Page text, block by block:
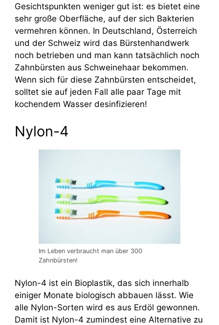
Gesichtspunkten weniger gut ist: es bietet eine
sehr große Oberfläche, auf der sich Bakterien
vermehren können. In Deutschland, Österreich
und der Schweiz wird das Bürstenhandwerk
noch betrieben und man kann tatsächlich noch
Zahnbürsten aus Schweinehaar bekommen.
Wenn sich für diese Zahnbürsten entscheidet,
solltet sie auf jeden Fall alle paar Tage mit
kochendem Wasser desinfizieren!
Nylon-4
Im Leben verbraucht man über 300
Zahnbürsten!
Nylon-4 ist ein Bioplastik, das sich innerhalb
einiger Monate biologisch abbauen lässt. Wie
alle Nylon-Sorten wird es aus Erdöl gewonnen.
Damit ist Nylon-4 zumindest eine Alternative zu